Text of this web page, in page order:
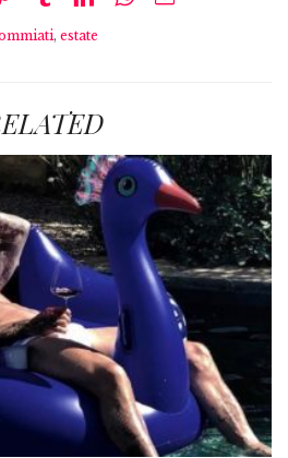
, estate